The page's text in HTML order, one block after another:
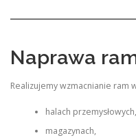
Naprawa
Realizujemy wzmacnianie ram
halach przemysłowych,
magazynach,